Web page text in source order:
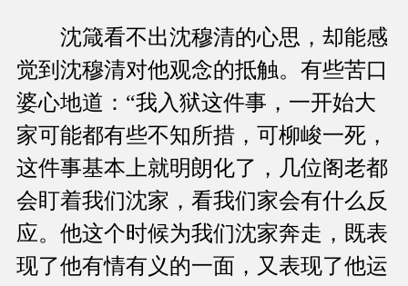
沈箴看不出沈穆清的心思，却能感
觉到沈穆清对他观念的抵触。有些苦口
婆心地道：“我入狱这件事，一开始大
家可能都有些不知所措，可柳峻一死，
这件事基本上就明朗化了，几位阁老都
会盯着我们沈家，看我们家会有什么反
应。他这个时候为我们沈家奔走，既表
现了他有情有义的一面，又表现了他运